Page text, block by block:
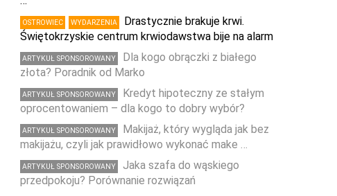
OSTROWIEC WYDARZENIA
Drastycznie brakuje krwi.
Świętokrzyskie centrum krwiodawstwa bije na alarm
ARTYKUŁ SPONSOROWANY
Dla kogo obrączki z białego
złota? Poradnik od Marko
ARTYKUŁ SPONSOROWANY
Kredyt hipoteczny ze stałym
oprocentowaniem – dla kogo to dobry wybór?
ARTYKUŁ SPONSOROWANY
Makijaż, który wygląda jak bez
makijażu, czyli jak prawidłowo wykonać make …
ARTYKUŁ SPONSOROWANY
Jaka szafa do wąskiego
przedpokoju? Porównanie rozwiązań